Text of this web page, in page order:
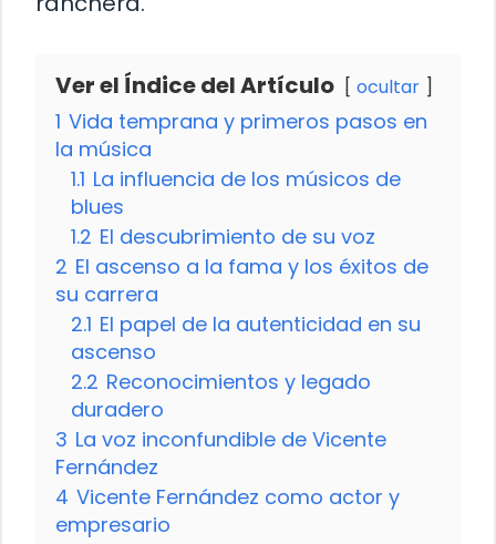
Ver el Índice del Artículo ocultar
1 Vida temprana y primeros pasos en
la música
1.1 La influencia de los músicos de
blues
1.2 El descubrimiento de su voz
2 El ascenso a la fama y los éxitos de
su carrera
2.1 El papel de la autenticidad en su
ascenso
2.2 Reconocimientos y legado
duradero
3 La voz inconfundible de Vicente
Fernández
4 Vicente Fernández como actor y
empresario